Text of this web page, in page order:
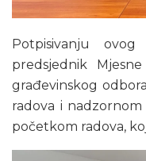
Potpisivanju
predsjednik
građevinskog
radova i
početkom radova,